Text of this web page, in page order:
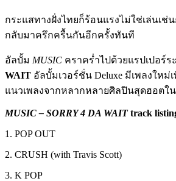
กระแสทางฝั่งไทยก็ร้อนแรงไม่ใช่เล่นเช่
กลับมาครึกครื้นกันอีกครั้งทันที
อัลบั้ม MUSIC คราคร่ำไปด้วยแรปเปอร์ร
WAIT อัลบั้มเวอร์ชั่น Deluxe มีเพลงใหม่
แนวเพลงจากหลากหลายศิลปินสุดฮอตใ
MUSIC – SORRY 4 DA WAITtrack
1. POP OUT
2. CRUSH (with Travis Scott)
3. K POP